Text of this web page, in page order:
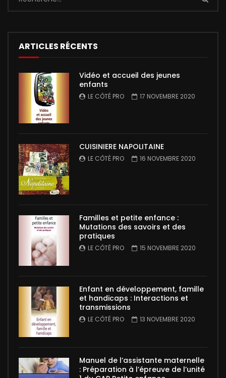
ARTICLES RÉCENTS
Vidéo et accueil des jeunes
enfants
LE CÔTÉ PRO 17 NOVEMBRE 2020
CUISINIERE NAPOLITAINE
LE CÔTÉ PRO 16 NOVEMBRE 2020
Familles et petite enfance :
Mutations des savoirs et des
pratiques
LE CÔTÉ PRO 15 NOVEMBRE 2020
Enfant en développement, famille
et handicaps : Interactions et
transmissions
LE CÔTÉ PRO 13 NOVEMBRE 2020
Manuel de l’assistante maternelle
: Préparation à l’épreuve de l’unité